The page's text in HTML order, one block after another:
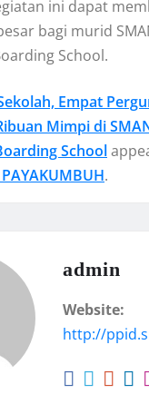
ini dapat
bagi murid
School.
Empat
Mimpi di
School
.
admin
Website:
http://